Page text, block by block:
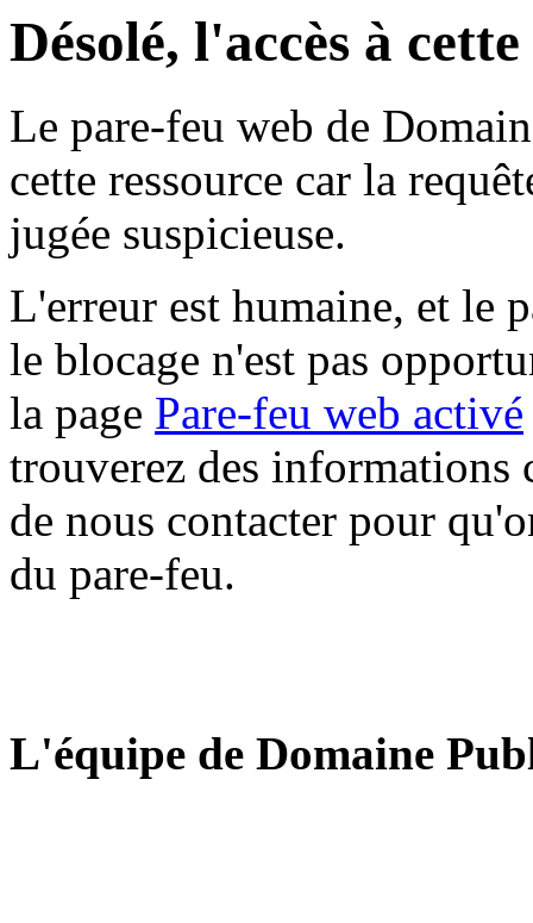
Désolé, l'accès à
Le pare-feu web de
cette ressource car la
jugée suspicieuse.
L'erreur est humaine, et le
le blocage n'est pas
la page Pare-feu web activé
trouverez des informations
de nous contacter pour
du pare-feu.
L'équipe de Domaine